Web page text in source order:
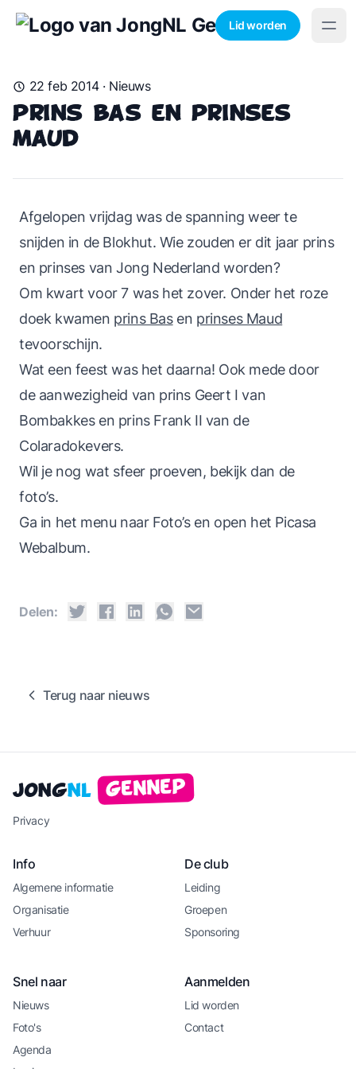
Lid worden
22 feb 2014· Nieuws
Prins Bas en Prinses
Maud
Afgelopen vrijdag was de spanning weer te
snijden in de Blokhut. Wie zouden er dit jaar prins
en prinses van Jong Nederland worden?
Om kwart voor 7 was het zover. Onder het roze
doek kwamen prins Basen prinses Maud
tevoorschijn.
Wat een feest was het daarna! Ook mede door
de aanwezigheid van prins Geert I van
Bombakkes en prins Frank II van de
Colaradokevers.
Wil je nog wat sfeer proeven, bekijk dan de
foto’s.
Ga in het menu naar Foto’s en open het Picasa
Webalbum.
Delen:
Terug naar nieuws
JongNL Gennep
Privacy
Info
Algemene informatie
Organisatie
Verhuur
De club
Leiding
Groepen
Sponsoring
Snel naar
Nieuws
Foto's
Agenda
Aanmelden
Lid worden
Contact